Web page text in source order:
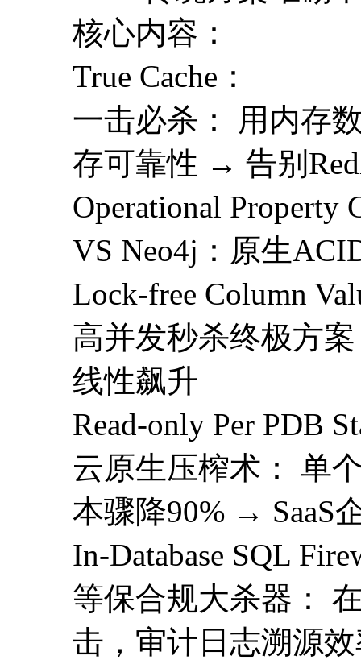
核心内容：
True Cache：
一击必杀： 用内存
存可靠性 → 告别
Operational Property
VS Neo4j：原生
Lock-free Column
高并发秒杀终极方
线性飙升
Read-only Per PDB
云原生压榨术： 单
本骤降90% → SaaS
In-Database SQL
等保合规大杀器：
击，审计日志溯源